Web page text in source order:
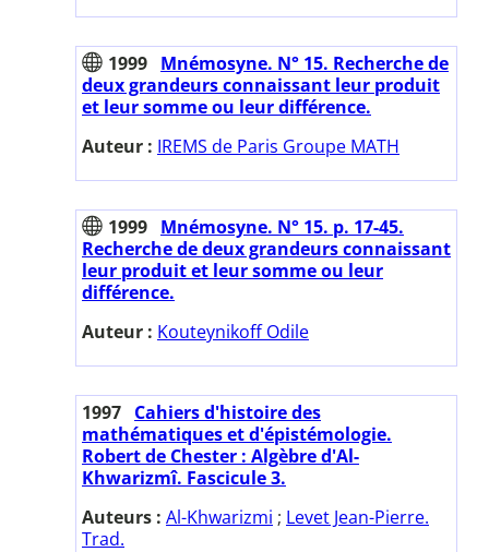
1999 Mnémosyne. N° 15. Recherche de
deux grandeurs connaissant leur produit
et leur somme ou leur différence.
Auteur : IREMS de Paris Groupe MATH
1999 Mnémosyne. N° 15. p. 17-45.
Recherche de deux grandeurs connaissant
leur produit et leur somme ou leur
différence.
Auteur : Kouteynikoff Odile
1997 Cahiers d'histoire des
mathématiques et d'épistémologie.
Robert de Chester : Algèbre d'Al-
Khwarizmî. Fascicule 3.
Auteurs : Al-Khwarizmi ; Levet Jean-Pierre.
Trad.